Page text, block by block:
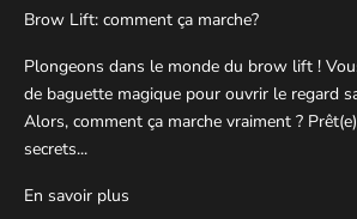
Brow Lift: comment ça marche?
Plongeons dans le monde du brow lift !
de baguette magique pour ouvrir le regard
Alors, comment ça marche vraiment ?
secrets...
En savoir plus